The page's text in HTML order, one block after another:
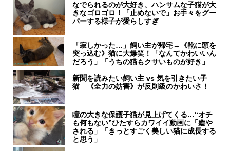
なでられるのが大好き、ハンサムな子猫が大
きなゴロゴロ！「止めないで」お手々をグー
パーする様子が愛らしすぎ
「寂しかった…」飼い主が帰宅→《靴に頭を
突っ込む》猫に大爆笑！「なんてかわいいん
だろう」「うちの猫もクサいものが好き」
新聞を読みたい飼い主 vs 気を引きたい子
猫 《全力の妨害》が反則級のかわいさ！
瞳の大きな保護子猫が見上げてくる…“オチ
も何もない”ひたすらカワイイ動画に「癒や
される」「きっとすごく美しい猫に成長する
と思う」